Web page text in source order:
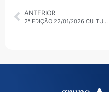
ANTERIOR
2ª EDIÇÃO 22/01/2026 CULTURA, EDUCAÇÃO, GESTÃO PÚBLICA E AGENDA INTERNACIONAL EM DESTAQUE